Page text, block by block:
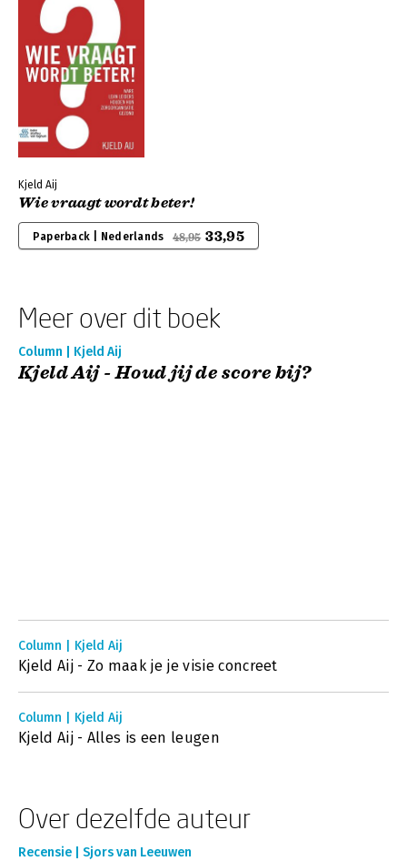
Kjeld Aij
Wie vraagt wordt beter!
Paperback | Nederlands 48,95 33,95
Meer over dit boek
Column | Kjeld Aij
Kjeld Aij - Houd jij de score bij?
Column | Kjeld Aij
Kjeld Aij - Zo maak je je visie concreet
Column | Kjeld Aij
Kjeld Aij - Alles is een leugen
Over dezelfde auteur
Recensie | Sjors van Leeuwen